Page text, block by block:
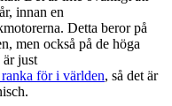
innan en
Detta beror på
men också på de höga
just
för i världen, så det är